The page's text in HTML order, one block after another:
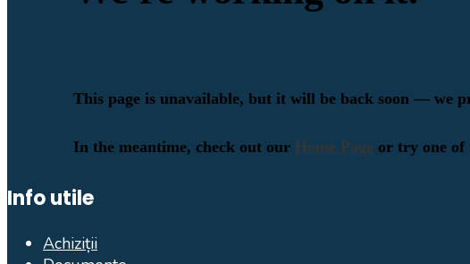
Info utile
Achiziții